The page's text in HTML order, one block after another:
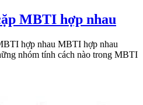
MBTI hợp nhau
hợp nhau MBTI hợp nhau
nhóm tính cách nào trong MBTI